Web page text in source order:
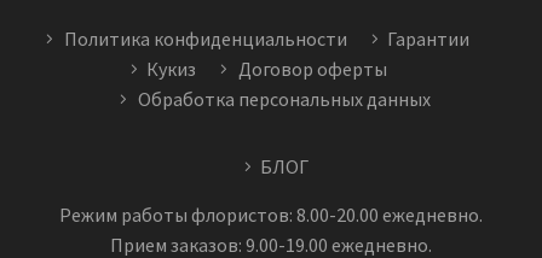
Политика конфиденциальности
Гарантии
Кукиз
Договор оферты
Обработка персональных данных
БЛОГ
Режим работы флористов: 8.00-20.00 ежедневно.
Прием заказов: 9.00-19.00 ежедневно.